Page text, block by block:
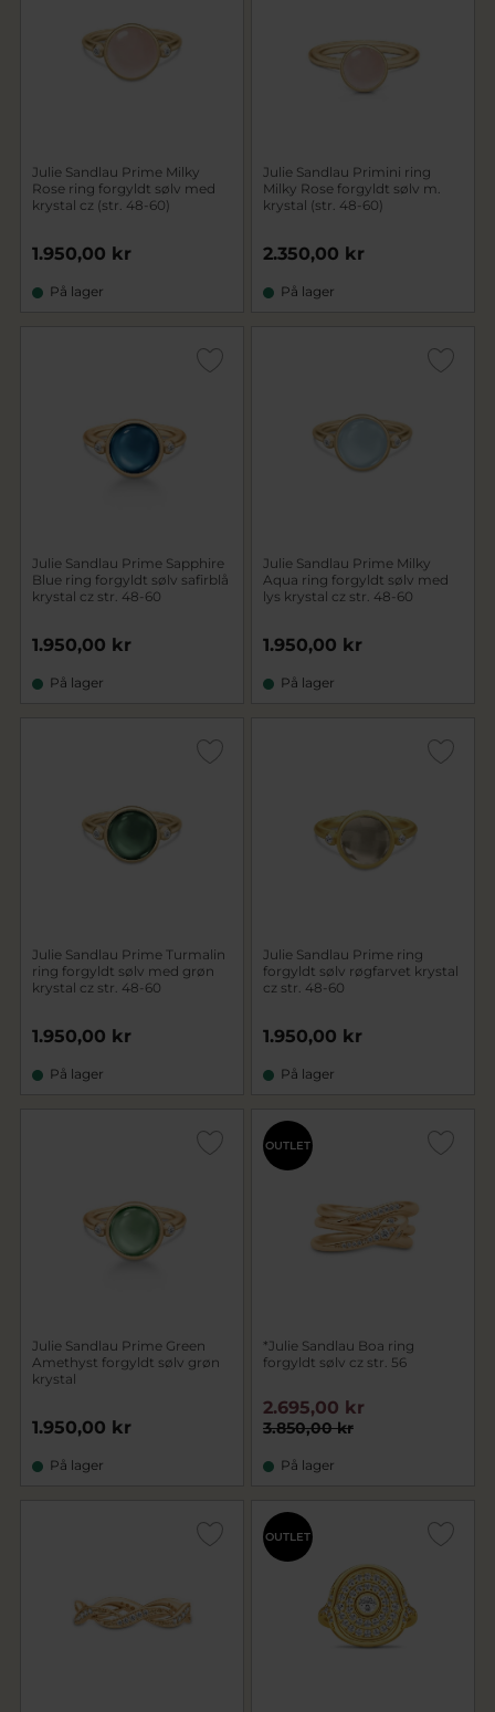
Julie Sandlau Prime Milky
Rose ring forgyldt sølv med
krystal cz (str. 48-60)
1.950,00 kr
På lager
Julie Sandlau Primini ring
Milky Rose forgyldt sølv m.
krystal (str. 48-60)
2.350,00 kr
På lager
Julie Sandlau Prime Sapphire
Blue ring forgyldt sølv safirblå
krystal cz str. 48-60
1.950,00 kr
På lager
Julie Sandlau Prime Milky
Aqua ring forgyldt sølv med
lys krystal cz str. 48-60
1.950,00 kr
På lager
Julie Sandlau Prime Turmalin
ring forgyldt sølv med grøn
krystal cz str. 48-60
1.950,00 kr
På lager
Julie Sandlau Prime ring
forgyldt sølv røgfarvet krystal
cz str. 48-60
1.950,00 kr
På lager
Julie Sandlau Prime Green
Amethyst forgyldt sølv grøn
krystal
1.950,00 kr
På lager
OUTLET
*Julie Sandlau Boa ring
forgyldt sølv cz str. 56
3.850,00 kr
2.695,00 kr
På lager
OUTLET